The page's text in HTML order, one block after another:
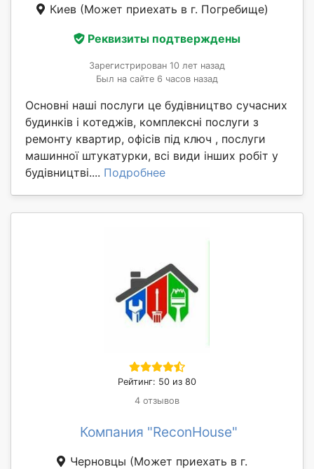
Киев (Может приехать в г. Погребище)
Реквизиты подтверждены
Зарегистрирован 10 лет назад
Был на сайте 6 часов назад
Основні наші послуги це будівництво сучасних
будинків і котеджів, комплексні послуги з
ремонту квартир, офісів під ключ , послуги
машинної штукатурки, всі види інших робіт у
будівництві.... Подробнее
Рейтинг: 50 из 80
4 отзывов
Компания "ReconHouse"
Черновцы (Может приехать в г.